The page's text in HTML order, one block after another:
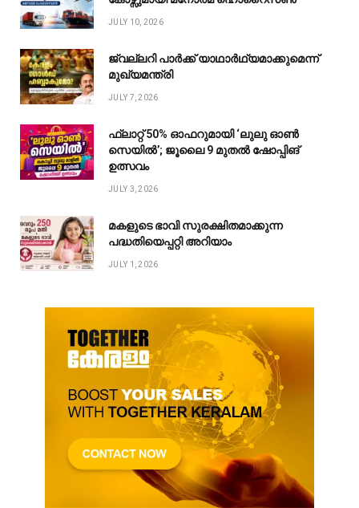
JULY 10, 2026
ജ്വല്ലറി പാർക്ക് യാഥാർഥ്യമാക്കുമെന്ന്
മുഖ്യമന്ത്രി
JULY 7, 2026
ഫ്ലാറ്റ് 50% ഓഫറുമായി ‘ലുലു ഓൺ
സെയിൽ’; ജൂലൈ 9 മുതൽ ഷോപ്പിങ്
ഉത്സവം
JULY 3, 2026
മകളുടെ ഭാവി സുരക്ഷിതമാക്കുന്ന
പദ്ധതിയെപ്പറ്റി അറിയാം
JULY 1, 2026